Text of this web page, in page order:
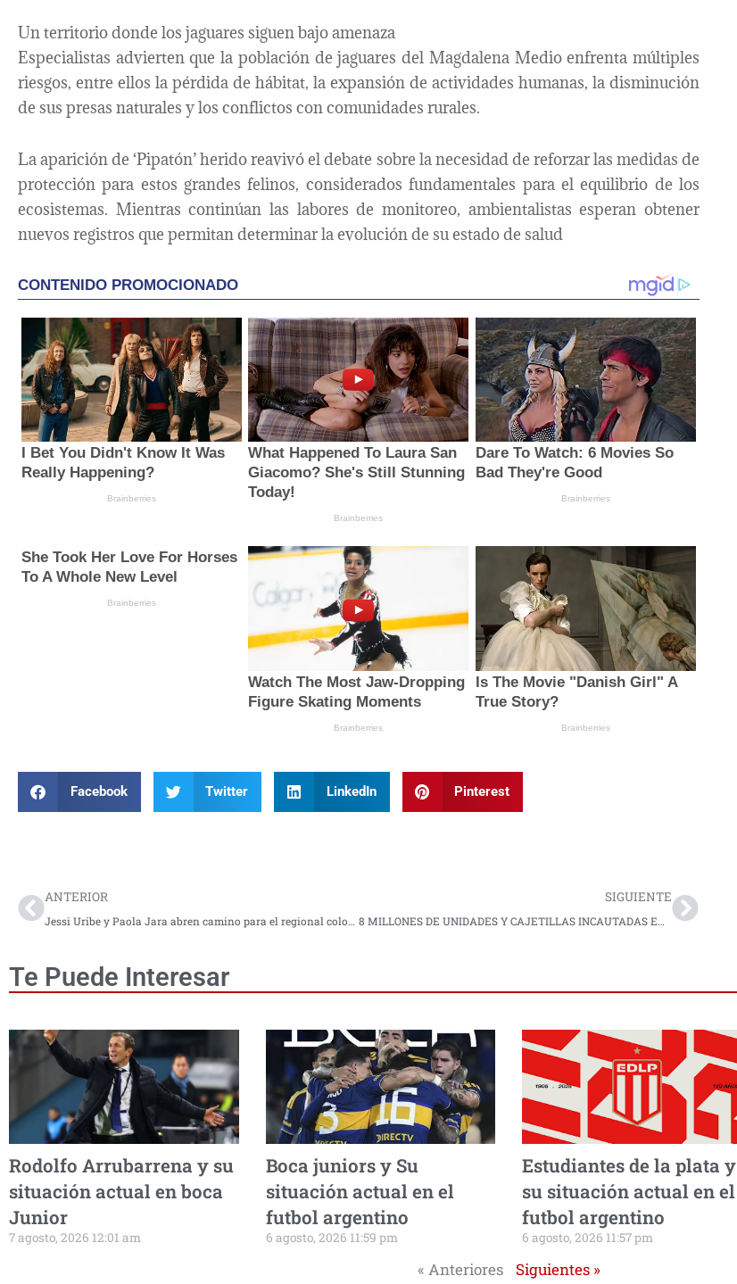
Un territorio donde los jaguares siguen bajo amenaza
Especialistas advierten que la población de jaguares del Magdalena Medio enfrenta múltiples
riesgos, entre ellos la pérdida de hábitat, la expansión de actividades humanas, la disminución
de sus presas naturales y los conflictos con comunidades rurales.
La aparición de ‘Pipatón’ herido reavivó el debate sobre la necesidad de reforzar las medidas de
protección para estos grandes felinos, considerados fundamentales para el equilibrio de los
ecosistemas. Mientras continúan las labores de monitoreo, ambientalistas esperan obtener
nuevos registros que permitan determinar la evolución de su estado de salud
Facebook Twitter LinkedIn Pinterest
ANTERIOR
Jessi Uribe y Paola Jara abren camino para el regional colombiano en Europa con su gira despecho a 2 voces
SIGUIENTE
8 MILLONES DE UNIDADES Y CAJETILLAS INCAUTADAS EN TROCHAS QUE CONECTAN A IPIALES CON ECUADOR
Te Puede Interesar
Rodolfo Arrubarrena y su
situación actual en boca
Junior
7 agosto, 2026 12:01 am
Boca juniors y Su
situación actual en el
futbol argentino
6 agosto, 2026 11:59 pm
Estudiantes de la plata y
su situación actual en el
futbol argentino
6 agosto, 2026 11:57 pm
« Anteriores Siguientes »